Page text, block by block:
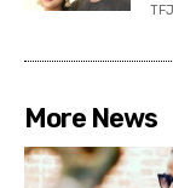
More News